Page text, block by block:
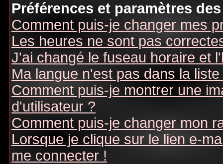
Préférences et paramètres
Comment puis-je changer mes
Les heures ne sont pas
J'ai changé le fuseau horaire et
Ma langue n'est pas dans la liste
Comment puis-je montrer une
d'utilisateur ?
Comment puis-je changer mon
Lorsque je clique sur le lien e-
me connecter !